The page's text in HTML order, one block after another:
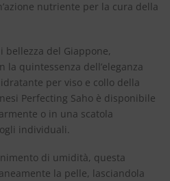
nutriente per la cura della
bellezza del Giappone,
la quintessenza dell’eleganza
per viso e collo della
Perfecting Saho è disponibile
o in una scatola
individuali.
di umidità, questa
la pelle, lasciandola